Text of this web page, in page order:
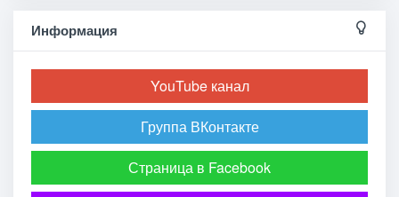
Информация
YouTube канал
Группа ВКонтакте
Страница в Facebook